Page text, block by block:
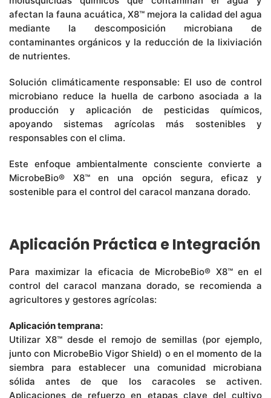
afectan la fauna acuática, X8™ mejora la calidad del agua
mediante la descomposición microbiana de
contaminantes orgánicos y la reducción de la lixiviación
de nutrientes.
Solución climáticamente responsable: El uso de control
microbiano reduce la huella de carbono asociada a la
producción y aplicación de pesticidas químicos,
apoyando sistemas agrícolas más sostenibles y
responsables con el clima.
Este enfoque ambientalmente consciente convierte a
MicrobeBio® X8™ en una opción segura, eficaz y
sostenible para el control del caracol manzana dorado.
Aplicación Práctica e Integración
Para maximizar la eficacia de MicrobeBio® X8™ en el
control del caracol manzana dorado, se recomienda a
agricultores y gestores agrícolas:
Aplicación temprana:
Utilizar X8™ desde el remojo de semillas (por ejemplo,
junto con MicrobeBio Vigor Shield) o en el momento de la
siembra para establecer una comunidad microbiana
sólida antes de que los caracoles se activen.
Aplicaciones de refuerzo en etapas clave del cultivo